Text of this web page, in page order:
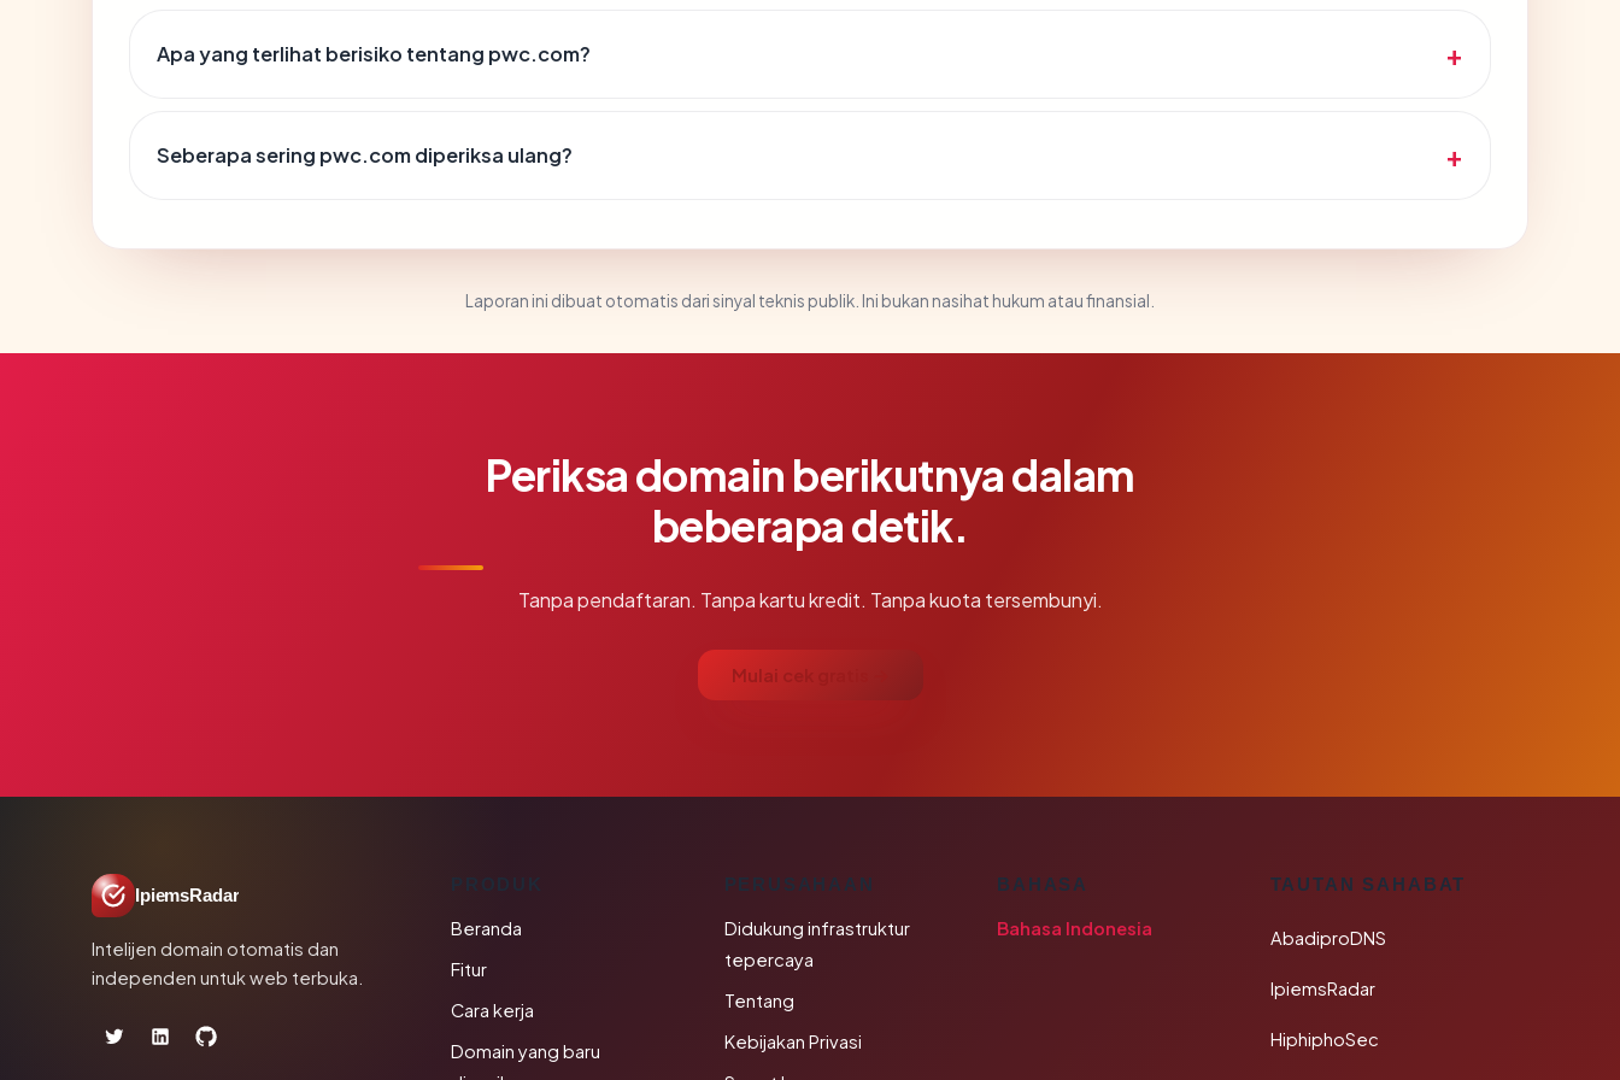
Apa yang terlihat berisiko tentang pwc.com?
Seberapa sering pwc.com diperiksa ulang?
Laporan ini dibuat otomatis dari sinyal teknis publik. Ini bukan nasihat hukum atau finansial.
Periksa domain berikutnya dalam
beberapa detik.
Tanpa pendaftaran. Tanpa kartu kredit. Tanpa kuota tersembunyi.
Mulai cek gratis →
IpiemsRadar
Intelijen domain otomatis dan
independen untuk web terbuka.
Beranda
Fitur
Cara kerja
Domain yang baru
PERUSAHAAN
Didukung infrastruktur
tepercaya
Tentang
Kebijakan Privasi
BAHASA
Bahasa Indonesia
TAUTAN SAHABAT
AbadiproDNS
IpiemsRadar
HiphiphoSec